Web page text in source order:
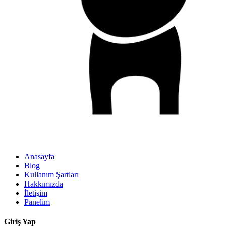
Anasayfa
Blog
Kullanım Şartları
Hakkımızda
İletişim
Panelim
Giriş Yap